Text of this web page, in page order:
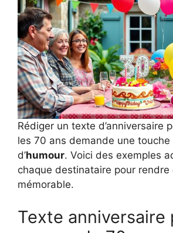
Rédiger un texte d’anniversaire
les 70 ans demande une touche
d’humour. Voici des exemples
chaque destinataire pour rendre
mémorable.
Texte anniversaire